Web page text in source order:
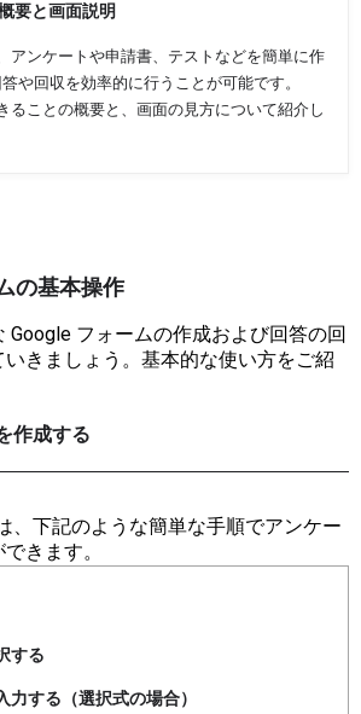
要と画面説明
アンケートや申請書、テストなどを簡単に作
や回収を効率的に行うことが可能です。
ることの概要と、画面の見方について紹介し
の基本操作
Google フォームの作成および回答の回
きましょう。基本的な使い方をご紹
作成する
、下記のような簡単な手順でアンケー
きます。
する
力する（選択式の場合）